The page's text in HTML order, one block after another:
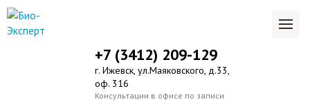
+7 (3412) 209-129
г. Ижевск, ул.Маяковского, д.33,
оф. 316
Консультации в офисе по записи